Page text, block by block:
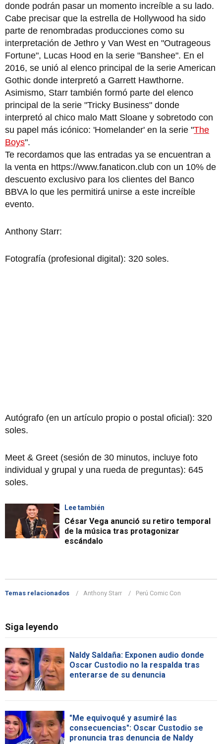
donde podrán pasar un momento increíble a su lado.
Cabe precisar que la estrella de Hollywood ha sido
parte de renombradas producciones como su
interpretación de Jethro y Van West en "Outrageous
Fortune", Lucas Hood en la serie "Banshee". En el
2016, se unió al elenco principal de la serie American
Gothic donde interpretó a Garrett Hawthorne.
Asimismo, Starr también formó parte del elenco
principal de la serie "Tricky Business" donde
interpretó al chico malo Matt Sloane y sobretodo con
su papel más icónico: 'Homelander' en la serie "The
Boys".
Te recordamos que las entradas ya se encuentran a
la venta en https://www.fanaticon.club con un 10% de
descuento exclusivo para los clientes del Banco
BBVA lo que les permitirá unirse a este increíble
evento.
Anthony Starr:
Fotografía (profesional digital): 320 soles.
Autógrafo (en un artículo propio o postal oficial): 320
soles.
Meet & Greet (sesión de 30 minutos, incluye foto
individual y grupal y una rueda de preguntas): 645
soles.
Lee también
César Vega anunció su retiro temporal
de la música tras protagonizar
escándalo
Temas relacionados Anthony Starr Perú Comic Con
Siga leyendo
Naldy Saldaña: Exponen audio donde
Oscar Custodio no la respalda tras
enterarse de su denuncia
"Me equivoqué y asumiré las
consecuencias": Oscar Custodio se
pronuncia tras denuncia de Naldy